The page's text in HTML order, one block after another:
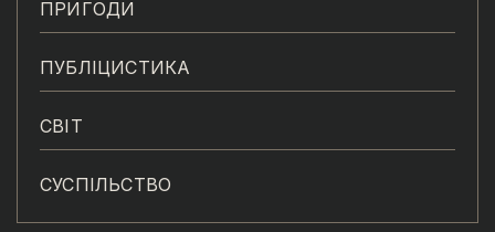
ПРИГОДИ
ПУБЛІЦИСТИКА
СВІТ
СУСПІЛЬСТВО